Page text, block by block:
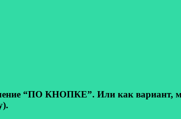
“ПО КНОПКЕ”. Или как вариант,